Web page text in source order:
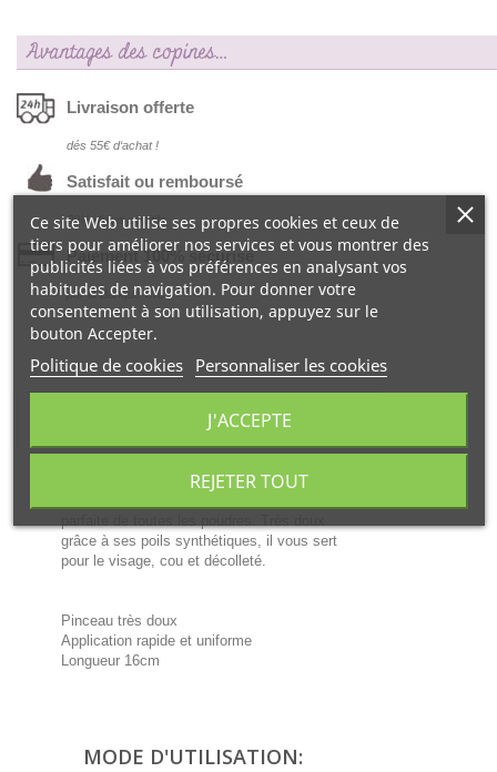
Avantages des copines…
Livraison offerte
dés 55€ d‘achat !
Satisfait ou remboursé
99% d‘avis positifs
Paiement 100% sécurisé
par la Banque CIC
Pinceau pro poudre Avril
grâce à ses poils synthétiques, il vous sert
pour le visage, cou et décolleté.
Pinceau très doux
Application rapide et uniforme
Longueur 16cm
MODE D'UTILISATION:
Ce site Web utilise ses propres cookies et ceux de
tiers pour améliorer nos services et vous montrer des
publicités liées à vos préférences en analysant vos
habitudes de navigation. Pour donner votre
consentement à son utilisation, appuyez sur le
bouton Accepter.
Politique de cookies Personnaliser les cookies
REJETER TOUT
J'ACCEPTE